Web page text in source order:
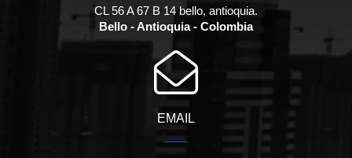
CL 56 A 67 B 14 bello, antioquia.
Bello - Antioquia - Colombia
EMAIL